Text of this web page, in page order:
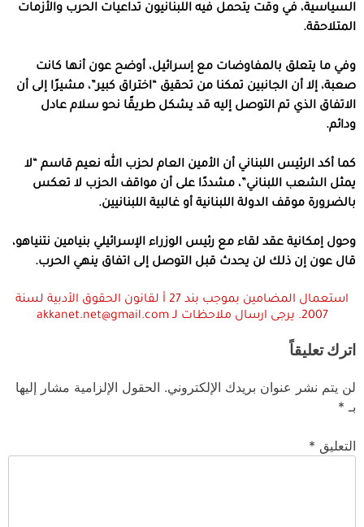
السياسية، في وقت يتحمل فيه اللبنانيون تداعيات الحرب والأزمات
المتلاحقة.
وفي ما يتعلق بالمفاوضات مع إسرائيل، أوضح عون أنها كانت
صعبة، إلا أن الجانبين تمكنا من تحقيق “اختراق كبير”، مشيرًا إلى أن
الاتفاق الذي تم التوصل إليه قد يشكل طريقًا نحو سلام عادل
ودائم.
كما أكد الرئيس اللبناني أن الأمين العام لحزب الله نعيم قاسم “لا
يمثل الشعب اللبناني”، مشددًا على أن مواقف الحزب لا تعكس
بالضرورة موقف الدولة اللبنانية أو غالبية اللبنانيين.
وحول إمكانية عقد لقاء مع رئيس الوزراء الإسرائيلي بنيامين نتنياهو،
قال عون إن ذلك لن يحدث قبل التوصل إلى اتفاق ينهي الحرب.
استعمال المضامين بموجب بند 27 أ لقانون الحقوق الأدبية لسنة
2007. يرجى ارسال ملاحظات لـ akkanet.net@gmail.com
اترك تعليقاً
لن يتم نشر عنوان بريدك الإلكتروني. الحقول الإلزامية مشار إليها
بـ *
التعليق *